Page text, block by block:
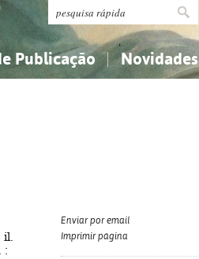
Publicação Novidades
:
Enviar por email
Imprimir página